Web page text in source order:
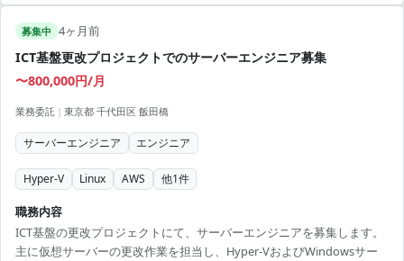
募集中 4ヶ月前
ICT基盤更改プロジェクトでのサーバーエンジニア募集
〜800,000円/月
業務委託 | 東京都 千代田区 飯田橋
サーバーエンジニア エンジニア
Hyper-V Linux AWS 他1件
職務内容
ICT基盤の更改プロジェクトにて、サーバーエンジニアを募集します。
主に仮想サーバーの更改作業を担当し、Hyper-VおよびWindowsサー